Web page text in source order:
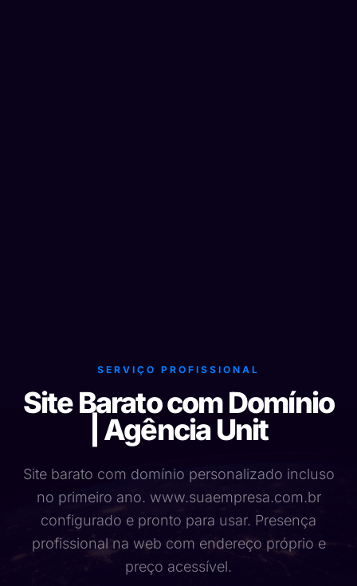
SERVIÇO PROFISSIONAL
Site Barato com Domínio
| Agência Unit
Site barato com domínio personalizado incluso
no primeiro ano. www.suaempresa.com.br
configurado e pronto para usar. Presença
profissional na web com endereço próprio e
preço acessível.